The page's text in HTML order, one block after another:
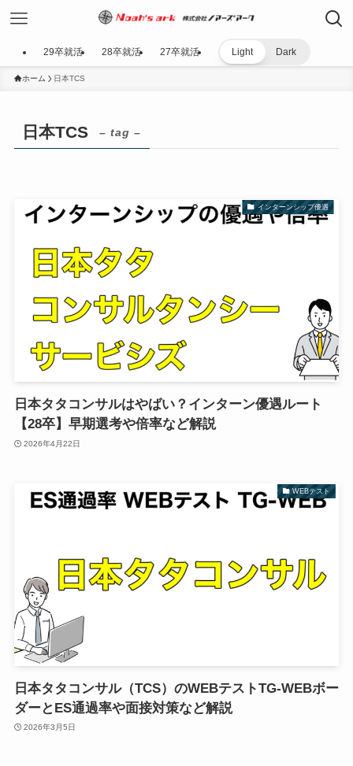
29卒就活 28卒就活 27卒就活 Light Dark
ホーム 日本TCS
日本TCS – tag –
インターンシップ優遇
日本タタコンサルはやばい？インターン優遇ルート
【28卒】早期選考や倍率など解説
2026年4月22日
WEBテスト
日本タタコンサル（TCS）のWEBテストTG-WEBボー
ダーとES通過率や面接対策など解説
2026年3月5日